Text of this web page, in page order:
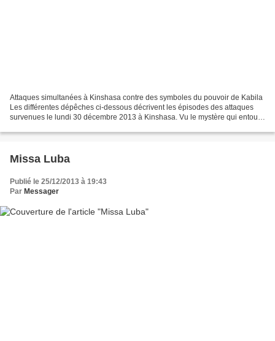
Attaques simultanées à Kinshasa contre des symboles du pouvoir de Kabila
Les différentes dépêches ci-dessous décrivent les épisodes des attaques
survenues le lundi 30 décembre 2013 à Kinshasa. Vu le mystère qui entoure
Missa Luba
Publié le 25/12/2013 à 19:43
Par Messager